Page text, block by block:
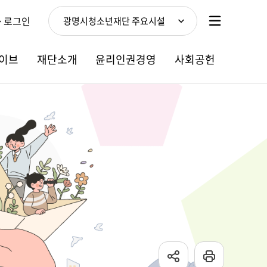
브 재단소개 윤리인권경영 사회공헌
로그인 광명시청소년재단 주요시설